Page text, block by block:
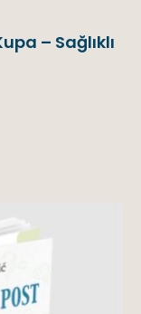
– Sağlıklı